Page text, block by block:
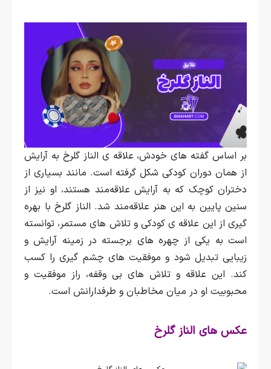
بر اساس گفته‌ های خودش، علاقه‌ ی الناز گلرخ به آرایش
از همان دوران کودکی شکل گرفته است. مانند بسیاری از
دختران کوچک که به آرایش علاقه‌مند هستند، او نیز از
سنین پایین به این هنر علاقه‌مند شد. الناز گلرخ با بهره‌
گیری از این علاقه‌ ی کودکی و تلاش‌ های مستمر، توانسته
است به یکی از چهره‌ های برجسته در زمینه آرایش و
زیبایی تبدیل شود و موفقیت‌ های چشم گیری را کسب
کند. این علاقه و تلاش‌ های بی‌ وقفه، راز موفقیت و
محبوبیت او در میان مخاطبان و طرفدارانش است.
عکس های الناز گلرخ